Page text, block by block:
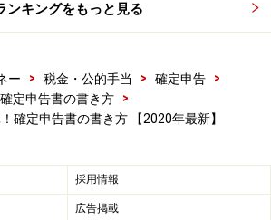
円
いる所得税 16万9500円
考慮されている所得控除は258万
れには雑損控除が考慮されていませ
ンキングをもっと見る
ー > 税金・公的手当 > 確定申告
>
確定申告書の書き方
>
確定申告書の書き方 【2020年最新】
採用情報
広告掲載